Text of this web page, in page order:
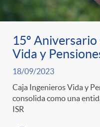
r
a
S
n
p
o
e
n
i
l
c
a
15º
Vida y
18/09/2023
Caja Ingenieros Vida y
consolida como una
ISR